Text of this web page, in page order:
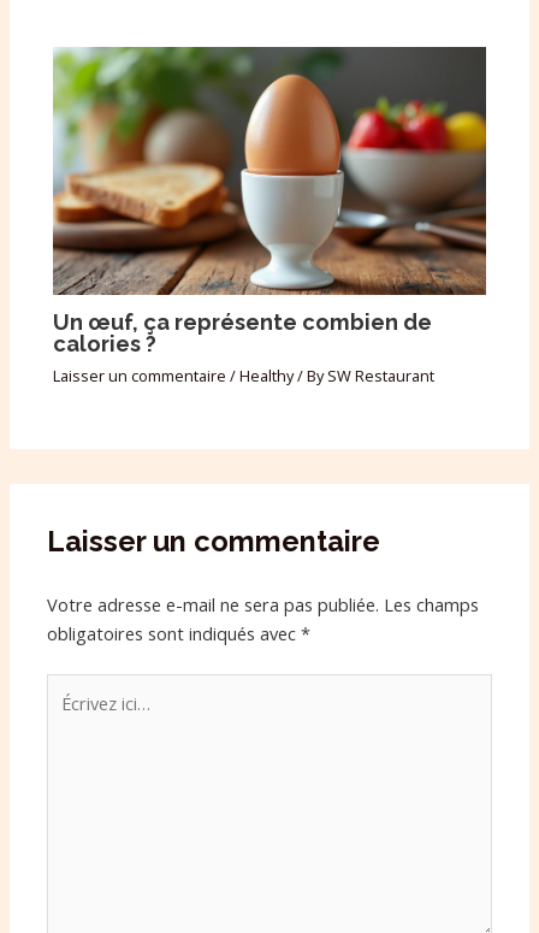
Un œuf, ça représente combien de
calories ?
Laisser un commentaire /Healthy/ BySW Restaurant
Laisser un commentaire
Votre adresse e-mail ne sera pas publiée. Les champs
obligatoires sont indiqués avec*
Écrivez
ici…